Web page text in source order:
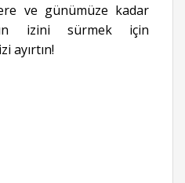
ve günümüze kadar
izini sürmek için
ayırtın!